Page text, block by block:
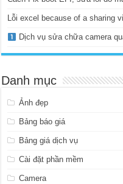
Lỗi excel because of a sharing
Dịch vụ sửa chữa camera
Danh mục
Ảnh đẹp
Bảng báo giá
Bảng giá dịch vụ
Cài đặt phần mềm
Camera